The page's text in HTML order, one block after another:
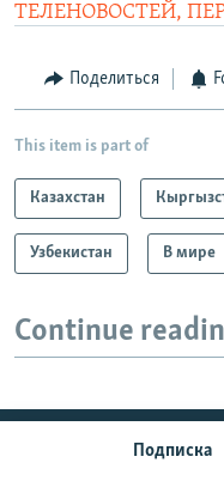
Подписка
ТЕЛЕНОВОСТЕЙ,
Поделиться
This item is part of
Казахстан
Узбекистан В мире
Continue